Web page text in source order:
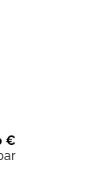
€